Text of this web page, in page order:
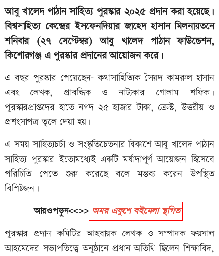
আবু খালেদ পাঠান সাহিত্য পুরস্কার ২০২৫ প্রদান করা হয়েছে।
বিশ্বসাহিত্য কেন্দ্রের ইসফেনদিয়ার জাহেদ হাসান মিলনায়তনে
শনিবার (২৭ সেপ্টেম্বর) আবু খালেদ পাঠান ফাউন্ডেশন,
কিশোরগঞ্জ এ পুরস্কার প্রদানের আয়োজন করে।
এ বছর পুরস্কার পেয়েছেন- কথাসাহিত্যিক সৈয়দ কামরুল হাসান
এবং লেখক, প্রাবন্ধিক ও নাট্যকার গোলাম শফিক।
পুরস্কারপ্রাপ্তদের হাতে নগদ ২৫ হাজার টাকা, ক্রেস্ট, উত্তরীয় ও
প্রশংসাপত্র তুলে দেয়া হয়।
এ সময় সাহিত্যচর্চা ও সংস্কৃতিচেতনার বিকাশে আবু খালেদ পাঠান
সাহিত্য পুরস্কার ইতোমধ্যেই একটি মর্যাদাপূর্ণ আয়োজন হিসেবে
পরিচিতি পেতে শুরু করেছে বলে মন্তব্য করেন উপস্থিত
বিশিষ্টজন।
আরওপড়ুন<<>> অমর একুশে বইমেলা স্থগিত
পুরস্কার প্রদান কমিটির আহবায়ক লেখক ও সম্পাদক ফয়সাল
আহমেদের সভাপতিত্বে অনুষ্ঠানে প্রধান অতিথি ছিলেন শিক্ষাবিদ,